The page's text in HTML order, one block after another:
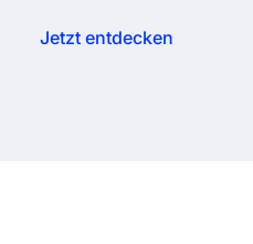
Jetzt entdecken